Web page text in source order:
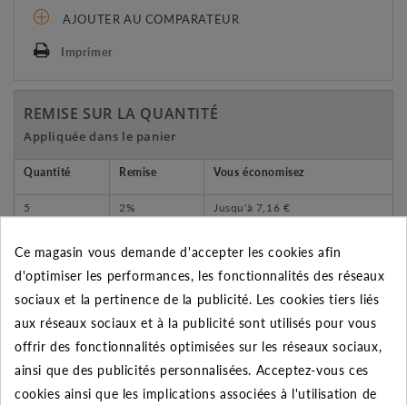
AJOUTER AU COMPARATEUR
Imprimer
REMISE SUR LA QUANTITÉ
Appliquée dans le panier
Quantité Remise Vous économisez
5 2% Jusqu'à 7,16 €
50 10% Jusqu'à357,85 €
DESCRIPTION DU PRODUIT
Ce magasin vous demande d'accepter les cookies afin
d'optimiser les performances, les fonctionnalités des réseaux
sociaux et la pertinence de la publicité. Les cookies tiers liés
aux réseaux sociaux et à la publicité sont utilisés pour vous
offrir des fonctionnalités optimisées sur les réseaux sociaux,
ainsi que des publicités personnalisées. Acceptez-vous ces
cookies ainsi que les implications associées à l'utilisation de